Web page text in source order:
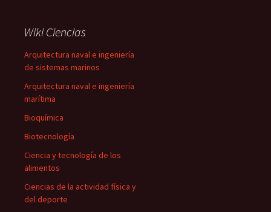
Wiki Ciencias
Arquitectura naval e ingeniería
de sistemas marinos
Arquitectura naval e ingeniería
marítima
Bioquímica
Biotecnología
Ciencia y tecnología de los
alimentos
Ciencias de la actividad física y
del deporte